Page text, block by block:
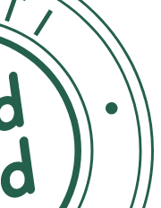
Betaine,
Disodium Edta,